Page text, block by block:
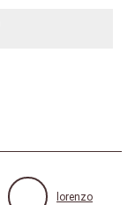
lorenzo